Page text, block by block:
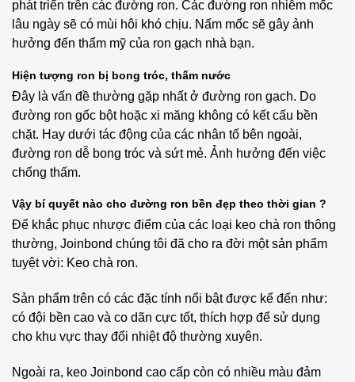
phát triển trên các đường ron. Các đường ron nhiễm mốc
lâu ngày sẽ có mùi hôi khó chịu. Nấm mốc sẽ gây ảnh
hưởng đến thẩm mỹ của ron gạch nhà bạn.
Hiện tượng ron bị bong tróc, thấm nước
Đây là vấn đề thường gặp nhất ở đường ron gạch. Do
đường ron gốc bột hoặc xi măng không có kết cấu bền
chặt. Hay dưới tác động của các nhân tố bên ngoài,
đường ron dễ bong tróc và sứt mẻ. Ảnh hưởng đến việc
chống thấm.
Vậy bí quyết nào cho đường ron bền đẹp theo thời gian ?
Để khắc phục nhược điểm của các loại keo chà ron thông
thường, Joinbond chúng tôi đã cho ra đời một sản phẩm
tuyệt vời: Keo chà ron.
Sản phẩm trên có các đặc tính nổi bật được kể đến như:
có đội bền cao và co dãn cực tốt, thích hợp để sử dụng
cho khu vực thay đổi nhiệt độ thường xuyên.
Ngoài ra, keo Joinbond cao cấp còn có nhiều màu đảm